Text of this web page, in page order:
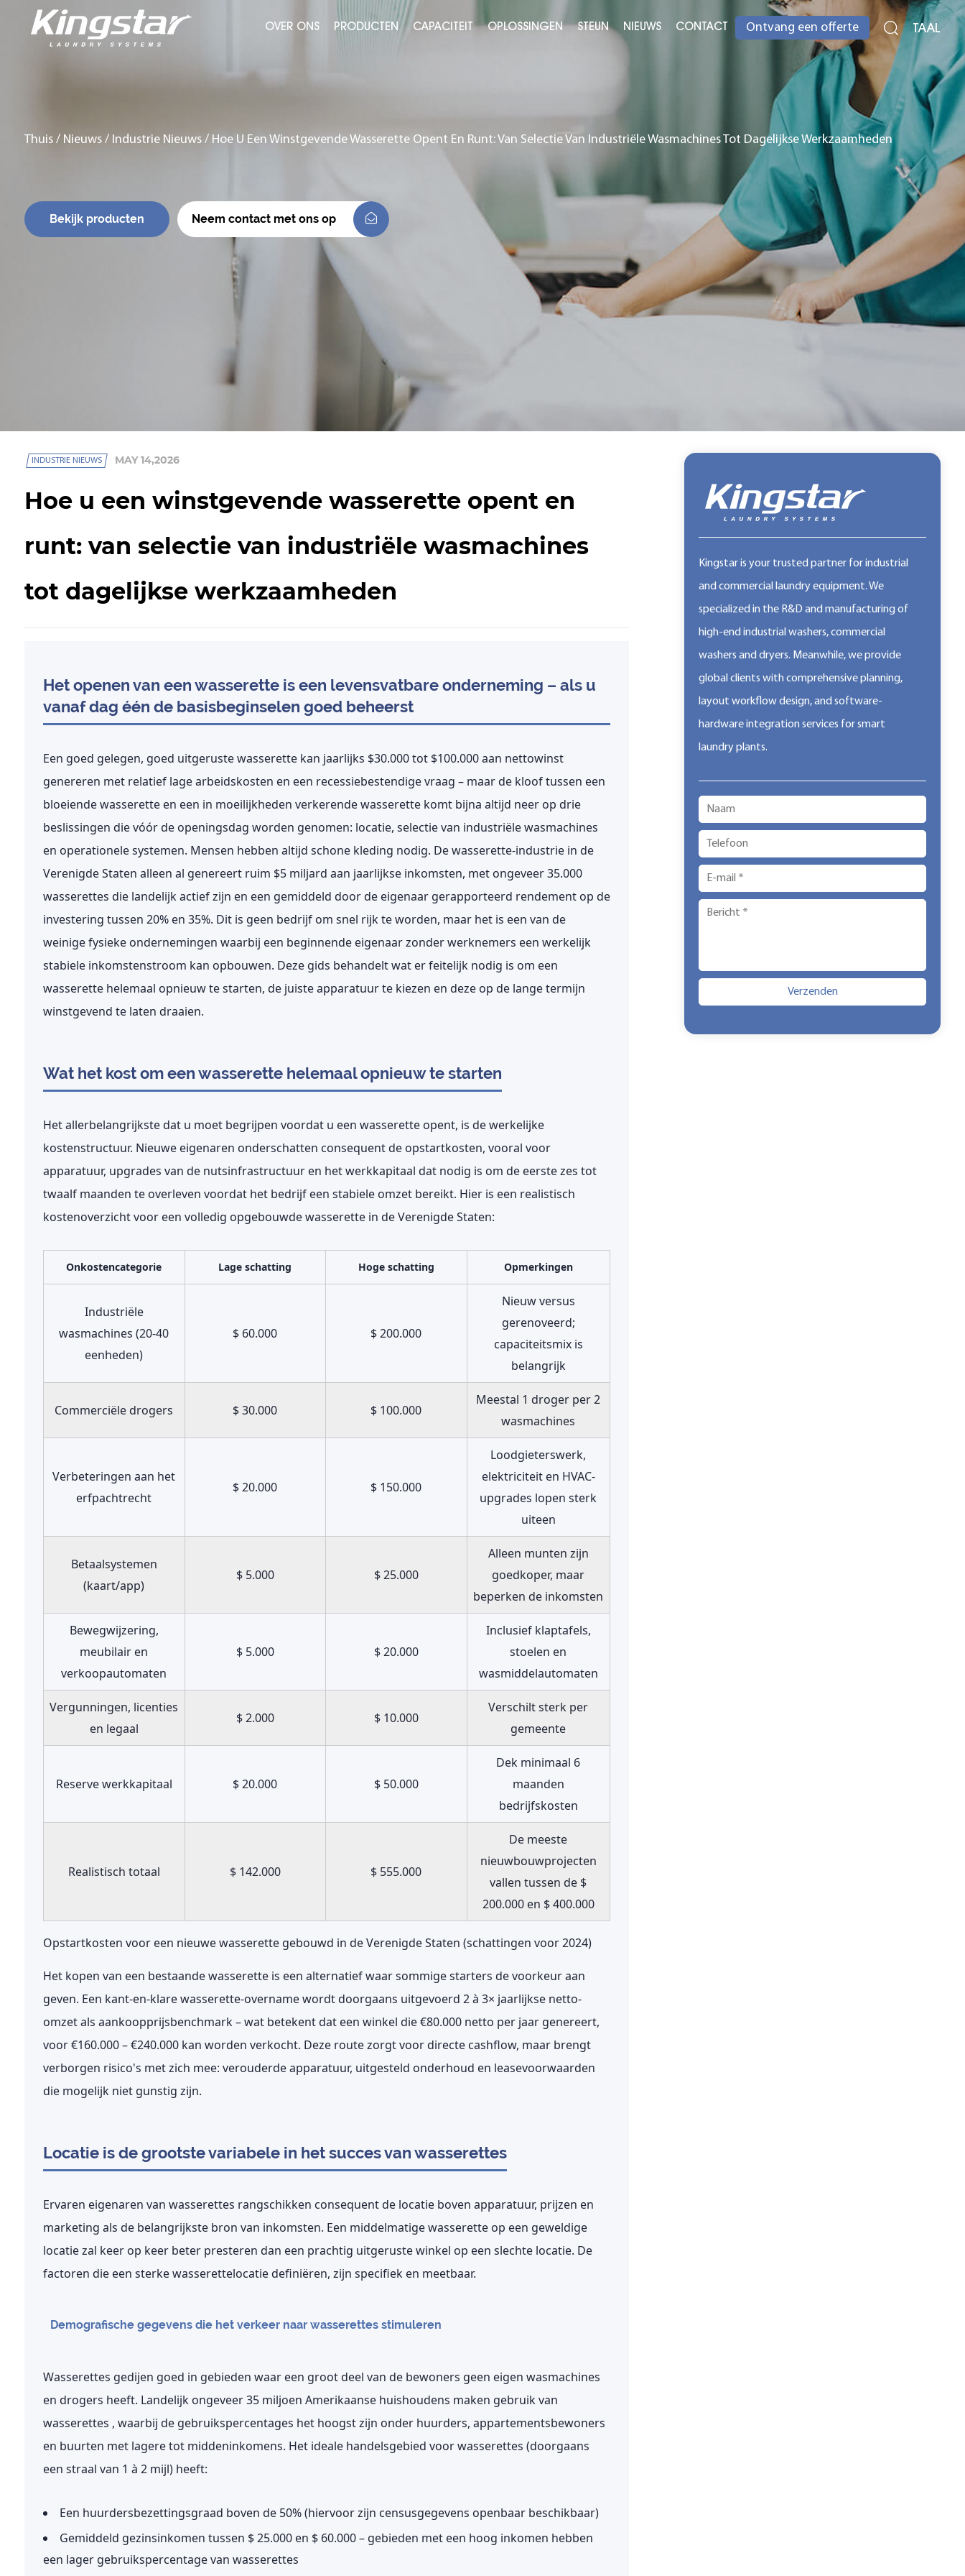
OVER ONS PRODUCTEN CAPACITEIT OPLOSSINGEN STEUN NIEUWS CONTACT Ontvang een offerte TAAL
Thuis/ Nieuws/ Industrie Nieuws/ Hoe U Een Winstgevende Wasserette Opent En Runt: Van Selectie Van Industriële Wasmachines Tot Dagelijkse Werkzaamheden
Bekijk producten Neem contact met ons op
Kingstar is your trusted partner for industrial
and commercial laundry equipment. We
specialized in the R&D and manufacturing of
high-end industrial washers, commercial
washers and dryers. Meanwhile, we provide
global clients with comprehensive planning,
layout workflow design, and software-
hardware integration services for smart
laundry plants.
INDUSTRIE NIEUWS MAY 14,2026
Hoe u een winstgevende wasserette opent en
runt: van selectie van industriële wasmachines
tot dagelijkse werkzaamheden
Het openen van een wasserette is een levensvatbare onderneming – als u
vanaf dag één de basisbeginselen goed beheerst
Een goed gelegen, goed uitgeruste wasserette kan jaarlijks $30.000 tot $100.000 aan nettowinst
genereren met relatief lage arbeidskosten en een recessiebestendige vraag – maar de kloof tussen een
bloeiende wasserette en een in moeilijkheden verkerende wasserette komt bijna altijd neer op drie
beslissingen die vóór de openingsdag worden genomen: locatie, selectie van industriële wasmachines
en operationele systemen. Mensen hebben altijd schone kleding nodig. De wasserette-industrie in de
Verenigde Staten alleen al genereert ruim $5 miljard aan jaarlijkse inkomsten, met ongeveer 35.000
wasserettes die landelijk actief zijn en een gemiddeld door de eigenaar gerapporteerd rendement op de
investering tussen 20% en 35%. Dit is geen bedrijf om snel rijk te worden, maar het is een van de
weinige fysieke ondernemingen waarbij een beginnende eigenaar zonder werknemers een werkelijk
stabiele inkomstenstroom kan opbouwen. Deze gids behandelt wat er feitelijk nodig is om een ​​
wasserette helemaal opnieuw te starten, de juiste apparatuur te kiezen en deze op de lange termijn
winstgevend te laten draaien.
Wat het kost om een wasserette helemaal opnieuw te starten
Het allerbelangrijkste dat u moet begrijpen voordat u een wasserette opent, is de werkelijke
kostenstructuur. Nieuwe eigenaren onderschatten consequent de opstartkosten, vooral voor
apparatuur, upgrades van de nutsinfrastructuur en het werkkapitaal dat nodig is om de eerste zes tot
twaalf maanden te overleven voordat het bedrijf een stabiele omzet bereikt. Hier is een realistisch
kostenoverzicht voor een volledig opgebouwde wasserette in de Verenigde Staten:
Onkostencategorie Lage schatting Hoge schatting Opmerkingen
Industriële
wasmachines(20-40
eenheden)
$ 60.000 $ 200.000
Nieuw versus
gerenoveerd;
capaciteitsmix is
belangrijk
Commerciële drogers $ 30.000 $ 100.000
Meestal 1 droger per 2
wasmachines
Verbeteringen aan het
erfpachtrecht
$ 20.000 $ 150.000
Loodgieterswerk,
elektriciteit en HVAC-
upgrades lopen sterk
uiteen
Betaalsystemen
(kaart/app)
$ 5.000 $ 25.000
Alleen munten zijn
goedkoper, maar
beperken de inkomsten
Bewegwijzering,
meubilair en
verkoopautomaten
$ 5.000 $ 20.000
Inclusief klaptafels,
stoelen en
wasmiddelautomaten
Vergunningen, licenties
en legaal
$ 2.000 $ 10.000
Verschilt sterk per
gemeente
Reserve werkkapitaal $ 20.000 $ 50.000
Dek minimaal 6
maanden
bedrijfskosten
Realistisch totaal $ 142.000 $ 555.000
De meeste
nieuwbouwprojecten
vallen tussen de $
200.000 en $ 400.000
Opstartkosten voor een nieuwe wasserette gebouwd in de Verenigde Staten (schattingen voor 2024)
Het kopen van een bestaande wasserette is een alternatief waar sommige starters de voorkeur aan
geven. Een kant-en-klare wasserette-overname wordt doorgaans uitgevoerd 2 à 3× jaarlijkse netto-
omzetals aankoopprijsbenchmark – wat betekent dat een winkel die €80.000 netto per jaar genereert,
voor €160.000 – €240.000 kan worden verkocht. Deze route zorgt voor directe cashflow, maar brengt
verborgen risico's met zich mee: verouderde apparatuur, uitgesteld onderhoud en leasevoorwaarden
die mogelijk niet gunstig zijn.
Locatie is de grootste variabele in het succes van wasserettes
Ervaren eigenaren van wasserettes rangschikken consequent de locatie boven apparatuur, prijzen en
marketing als de belangrijkste bron van inkomsten. Een middelmatige wasserette op een geweldige
locatie zal keer op keer beter presteren dan een prachtig uitgeruste winkel op een slechte locatie. De
factoren die een sterke wasserettelocatie definiëren, zijn specifiek en meetbaar.
Demografische gegevens die het verkeer naar wasserettes stimuleren
Wasserettes gedijen goed in gebieden waar een groot deel van de bewoners geen eigen wasmachines
en drogers heeft. Landelijk ongeveer35 miljoen Amerikaanse huishoudens maken gebruik van
wasserettes , waarbij de gebruikspercentages het hoogst zijn onder huurders, appartementsbewoners
en buurten met lagere tot middeninkomens. Het ideale handelsgebied voor wasserettes (doorgaans
een straal van 1 à 2 mijl) heeft:
Een huurdersbezettingsgraad boven de 50% (hiervoor zijn censusgegevens openbaar beschikbaar)
Gemiddeld gezinsinkomen tussen $ 25.000 en $ 60.000 – gebieden met een hoog inkomen hebben
een lager gebruikspercentage van wasserettes